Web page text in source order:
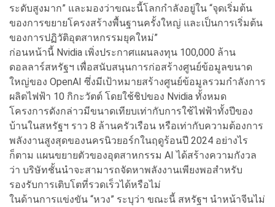
ระดับสูงมาก” และมองว่าขณะนี้โลกกำลังอยู่ใน “จุดเริ่มต้น
ของการขยายโครงสร้างพื้นฐานครั้งใหญ่ และเป็นการเริ่มต้น
ของการปฏิวัติอุตสาหกรรมยุคใหม่”
ก่อนหน้านี้ Nvidia เพิ่งประกาศแผนลงทุน 100,000 ล้าน
ดอลลาร์สหรัฐฯ เพื่อสนับสนุนการก่อสร้างศูนย์ข้อมูลขนาด
ใหญ่ของ OpenAI ซึ่งมีเป้าหมายสร้างศูนย์ข้อมูลรวมกำลังการ
ผลิตไฟฟ้า 10 กิกะวัตต์ โดยใช้ชิปของ Nvidia ทั้งหมด
โครงการดังกล่าวมีขนาดเทียบเท่ากับการใช้ไฟฟ้าทั้งปีของ
บ้านในสหรัฐฯ ราว 8 ล้านครัวเรือน หรือเท่ากับความต้องการ
พลังงานสูงสุดของนครนิวยอร์กในฤดูร้อนปี 2024 อย่างไร
ก็ตาม แผนขยายตัวของอุตสาหกรรม AI ได้สร้างความกังวล
ว่า บริษัทชั้นนำจะสามารถจัดหาพลังงานเพียงพอสำหรับ
รองรับการเติบโตที่รวดเร็วได้หรือไม่
ในด้านการแข่งขัน “หวง” ระบุว่า ขณะนี้ สหรัฐฯ นำหน้าจีนไม่